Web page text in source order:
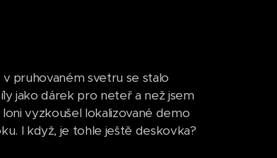
pruhovaném svetru se stalo
jako dárek pro neteř a než jsem
vyzkoušel lokalizované demo
I když, je tohle ještě deskovka?